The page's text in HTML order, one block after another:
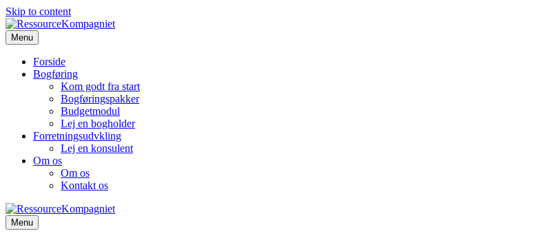
Skip to content
Menu
Forside
Bogføring
Kom godt fra start
Bogføringspakker
Budgetmodul
Lej en bogholder
Forretningsudvkling
Lej en konsulent
Om os
Om os
Kontakt os
Menu